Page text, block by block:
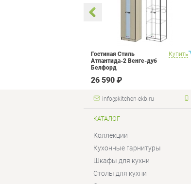
Купить
Гостиная Стиль
Атлантида-2 Венге-дуб
Белфорд
26 590 ₽
info@kitchen-ekb.ru
КАТАЛОГ
Коллекции
Кухонные гарнитуры
Шкафы для кухни
Столы для кухни